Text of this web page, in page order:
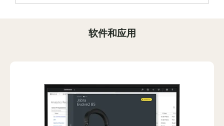
软件和应用